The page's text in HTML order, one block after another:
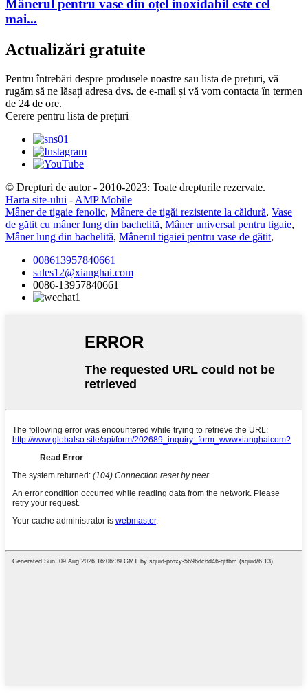
Mânerul pentru vase din oțel inoxidabil este cel
mai...
Actualizări gratuite
Pentru întrebări despre produsele noastre sau lista de prețuri, vă
rugăm să ne lăsați adresa dvs. de e-mail și vă vom contacta în termen
de 24 de ore.
Cerere pentru lista de prețuri
© Drepturi de autor - 2010-2023: Toate drepturile rezervate.
Harta site-ului - AMP Mobile
Mâner de tigaie fenolic, Mânere de tigăi rezistente la căldură, Vase
de gătit cu mâner lung din bachelită, Mâner universal pentru tigaie,
Mâner lung din bachelită, Mânerul tigaiei pentru vase de gătit,
008613957840661
sales12@xianghai.com
0086-13957840661